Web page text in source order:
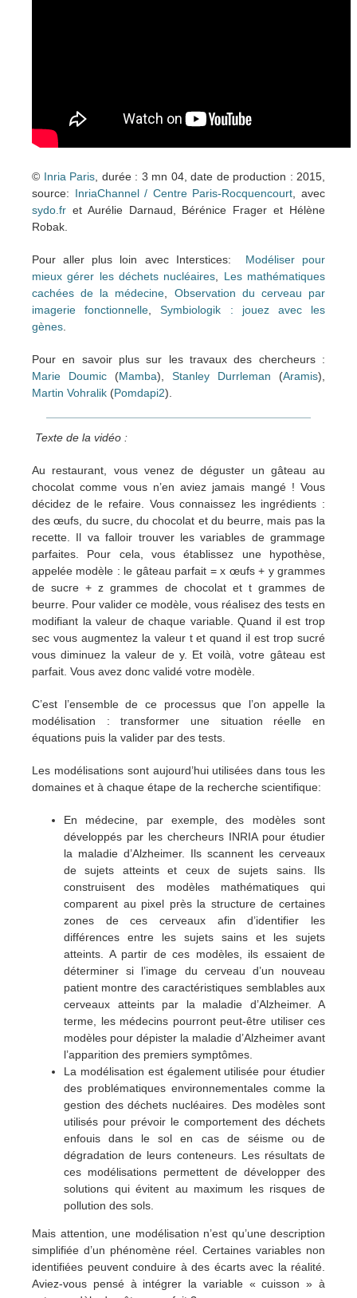
© Inria Paris , durée : 3 mn 04, date de production : 2015,
source: InriaChannel / Centre Paris-Rocquencourt , avec
sydo.fr et Aurélie Darnaud, Bérénice Frager et Hélène
Robak.
Pour aller plus loin avec Interstices: Modéliser pour
mieux gérer les déchets nucléaires
Les mathématiques
cachées de la médecine
Observation du cerveau par
imagerie fonctionnelle ,Symbiologik : jouez avec les
gènes
Pour en savoir plus sur les travaux des chercheurs :
Marie Doumic (Mamba), Stanley Durrleman (Aramis),
Martin Vohralik (Pomdapi2).
Texte de la vidéo :
Au restaurant, vous venez de déguster un gâteau au
chocolat comme vous n’en aviez jamais mangé ! Vous
décidez de le refaire. Vous connaissez les ingrédients :
des œufs, du sucre, du chocolat et du beurre, mais pas la
recette. Il va falloir trouver les variables de grammage
parfaites. Pour cela, vous établissez une hypothèse,
appelée modèle : le gâteau parfait = x œufs + y grammes
de sucre + z grammes de chocolat et t grammes de
beurre. Pour valider ce modèle, vous réalisez des tests en
modifiant la valeur de chaque variable. Quand il est trop
sec vous augmentez la valeur t et quand il est trop sucré
vous diminuez la valeur de y. Et voilà, votre gâteau est
parfait. Vous avez donc validé votre modèle.
C’est l’ensemble de ce processus que l’on appelle la
modélisation : transformer une situation réelle en
équations puis la valider par des tests.
Les modélisations sont aujourd’hui utilisées dans tous les
domaines et à chaque étape de la recherche scientifique:
En médecine, par exemple, des modèles sont
développés par les chercheurs INRIA pour étudier
la maladie d’Alzheimer. Ils scannent les cerveaux
de sujets atteints et ceux de sujets sains. Ils
construisent des modèles mathématiques qui
comparent au pixel près la structure de certaines
zones de ces cerveaux afin d’identifier les
différences entre les sujets sains et les sujets
atteints. A partir de ces modèles, ils essaient de
déterminer si l’image du cerveau d’un nouveau
patient montre des caractéristiques semblables aux
cerveaux atteints par la maladie d’Alzheimer. A
terme, les médecins pourront peut-être utiliser ces
modèles pour dépister la maladie d’Alzheimer avant
l’apparition des premiers symptômes.
La modélisation est également utilisée pour étudier
des problématiques environnementales comme la
gestion des déchets nucléaires. Des modèles sont
utilisés pour prévoir le comportement des déchets
enfouis dans le sol en cas de séisme ou de
dégradation de leurs conteneurs. Les résultats de
ces modélisations permettent de développer des
solutions qui évitent au maximum les risques de
pollution des sols.
Mais attention, une modélisation n’est qu’une description
simplifiée d’un phénomène réel. Certaines variables non
identifiées peuvent conduire à des écarts avec la réalité.
Aviez-vous pensé à intégrer la variable « cuisson » à